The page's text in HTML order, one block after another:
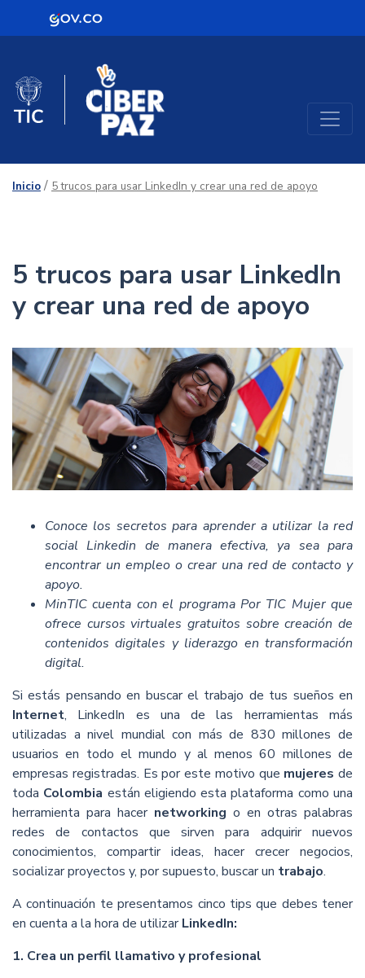
Logo Gobierno de Colombia
Logo del Ministerio TIC
Inicio / 5 trucos para usar LinkedIn y crear una red de apoyo
5 trucos para usar LinkedIn
y crear una red de apoyo
Conoce los secretos para aprender a utilizar la red
social Linkedin de manera efectiva, ya sea para
encontrar un empleo o crear una red de contacto y
apoyo.
MinTIC cuenta con el programa Por TIC Mujer que
ofrece cursos virtuales gratuitos sobre creación de
contenidos digitales y liderazgo en transformación
digital.
Si estás pensando en buscar el trabajo de tus sueños en
Internet, LinkedIn es una de las herramientas más
utilizadas a nivel mundial con más de 830 millones de
usuarios en todo el mundo y al menos 60 millones de
empresas registradas. Es por este motivo que mujeres de
toda Colombia están eligiendo esta plataforma como una
herramienta para hacer networking o en otras palabras
redes de contactos que sirven para adquirir nuevos
conocimientos, compartir ideas, hacer crecer negocios,
socializar proyectos y, por supuesto, buscar un trabajo.
A continuación te presentamos cinco tips que debes tener
en cuenta a la hora de utilizarLinkedIn:
1. Crea un perfil llamativo y profesional